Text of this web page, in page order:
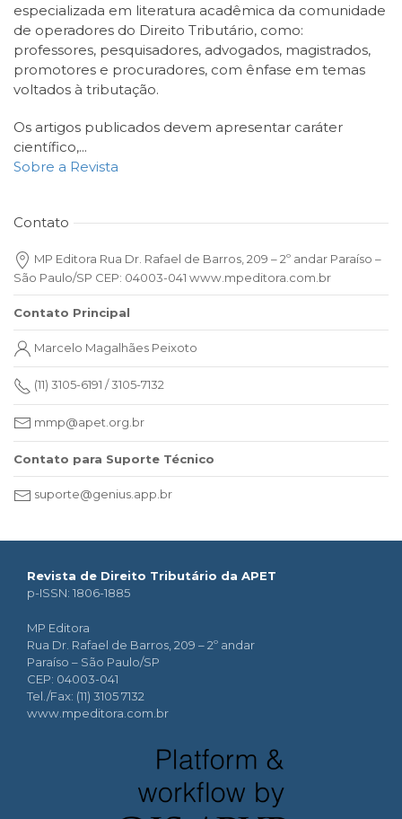
especializada em literatura acadêmica da comunidade
de operadores do Direito Tributário, como:
professores, pesquisadores, advogados, magistrados,
promotores e procuradores, com ênfase em temas
voltados à tributação.
Os artigos publicados devem apresentar caráter
científico,...
Sobre a Revista
Contato
MP Editora Rua Dr. Rafael de Barros, 209 – 2º andar Paraíso –
São Paulo/SP CEP: 04003-041 www.mpeditora.com.br
Contato Principal
Marcelo Magalhães Peixoto
(11) 3105-6191 / 3105-7132
mmp@apet.org.br
Contato para Suporte Técnico
suporte@genius.app.br
Revista de Direito Tributário da APET
p-ISSN: 1806-1885
MP Editora
Rua Dr. Rafael de Barros, 209 – 2º andar
Paraíso – São Paulo/SP
CEP: 04003-041
Tel./Fax: (11) 3105 7132
www.mpeditora.com.br